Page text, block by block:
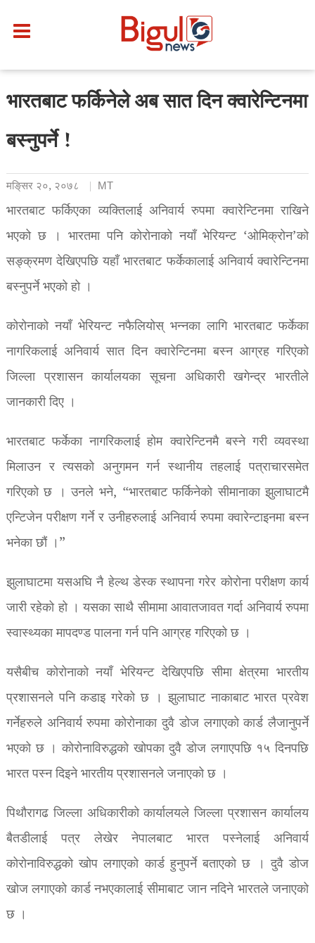
भारतबाट फर्किनेले अब सात दिन क्वारेन्टिनमा
बस्नुपर्ने !
मङि्सर २०, २०७८ MT
भारतबाट फर्किएका व्यक्तिलाई अनिवार्य रुपमा क्वारेन्टिनमा राखिने
भएको छ । भारतमा पनि कोरोनाको नयाँ भेरियन्ट ‘ओमिक्रोन’को
सङ्क्रमण देखिएपछि यहाँ भारतबाट फर्केकालाई अनिवार्य क्वारेन्टिनमा
बस्नुपर्ने भएको हो ।
कोरोनाको नयाँ भेरियन्ट नफैलियोस् भन्नका लागि भारतबाट फर्केका
नागरिकलाई अनिवार्य सात दिन क्वारेन्टिनमा बस्न आग्रह गरिएको
जिल्ला प्रशासन कार्यालयका सूचना अधिकारी खगेन्द्र भारतीले
जानकारी दिए ।
भारतबाट फर्केका नागरिकलाई होम क्वारेन्टिनमै बस्ने गरी व्यवस्था
मिलाउन र त्यसको अनुगमन गर्न स्थानीय तहलाई पत्राचारसमेत
गरिएको छ । उनले भने, “भारतबाट फर्किनेको सीमानाका झुलाघाटमै
एन्टिजेन परीक्षण गर्ने र उनीहरुलाई अनिवार्य रुपमा क्वारेन्टाइनमा बस्न
भनेका छौं ।”
झुलाघाटमा यसअघि नै हेल्थ डेस्क स्थापना गरेर कोरोना परीक्षण कार्य
जारी रहेको हो । यसका साथै सीमामा आवातजावत गर्दा अनिवार्य रुपमा
स्वास्थ्यका मापदण्ड पालना गर्न पनि आग्रह गरिएको छ ।
यसैबीच कोरोनाको नयाँ भेरियन्ट देखिएपछि सीमा क्षेत्रमा भारतीय
प्रशासनले पनि कडाइ गरेको छ । झुलाघाट नाकाबाट भारत प्रवेश
गर्नेहरुले अनिवार्य रुपमा कोरोनाका दुवै डोज लगाएको कार्ड लैजानुपर्ने
भएको छ । कोरोनाविरुद्धको खोपका दुवै डोज लगाएपछि १५ दिनपछि
भारत पस्न दिइने भारतीय प्रशासनले जनाएको छ ।
पिथौरागढ जिल्ला अधिकारीको कार्यालयले जिल्ला प्रशासन कार्यालय
बैतडीलाई पत्र लेखेर नेपालबाट भारत पस्नेलाई अनिवार्य
कोरोनाविरुद्धको खोप लगाएको कार्ड हुनुपर्ने बताएको छ । दुवै डोज
खोज लगाएको कार्ड नभएकालाई सीमाबाट जान नदिने भारतले जनाएको
छ ।